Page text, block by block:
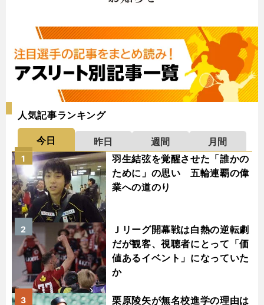
人気記事ランキング
今日 昨日 週間
月間
羽生結弦を覚醒させた「誰かの
ために」の思い 五輪連覇の偉
業への道のり
1
Ｊリーグ開幕戦は白熱の逆転劇
だが観客、視聴者にとって「価
値あるイベント」になっていた
か
2
栗原陵矢が無名校進学の理由は
3